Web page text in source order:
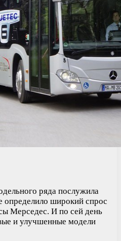
ряда послужила
определило широкий спрос
Мерседес. И по сей день
и улучшенные модели